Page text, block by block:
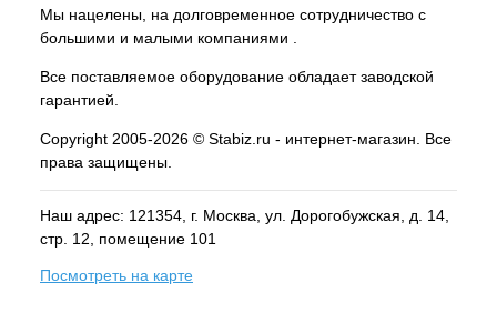
Мы нацелены, на долговременное сотрудничество с
большими и малыми компаниями .
Все поставляемое оборудование обладает заводской
гарантией.
Copyright 2005-2026 © Stabiz.ru - интернет-магазин. Все
права защищены.
Наш адрес: 121354, г. Москва , ул. Дорогобужская, д. 14,
стр. 12, помещение 101
Посмотреть на карте